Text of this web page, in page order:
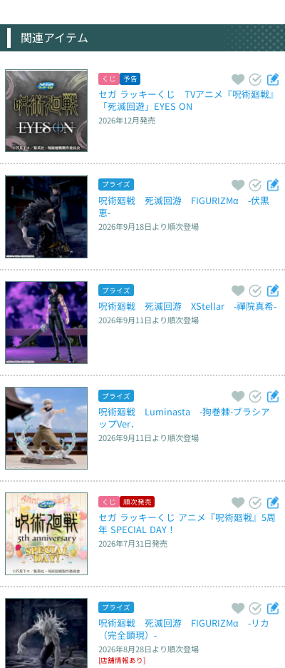
関連アイテム
くじ 予告
セガ ラッキーくじ　TVアニメ『呪術廻戦』
「死滅回遊」EYES ON
2026年12月発売
プライズ
呪術廻戦　死滅回游　FIGURIZMα　‐伏黒
恵‐
2026年9月18日より順次登場
プライズ
呪術廻戦　死滅回游　XStellar　‐禪院真希‐
2026年9月11日より順次登場
プライズ
呪術廻戦　Luminasta　‐狗巻棘‐ブラシア
ップVer．
2026年9月11日より順次登場
くじ 順次発売
セガ ラッキーくじ アニメ『呪術廻戦』5周
年 SPECIAL DAY！
2026年7月31日発売
プライズ
呪術廻戦　死滅回游　FIGURIZMα　‐リカ
（完全顕現）‐
2026年8月28日より順次登場
[店舗情報あり]